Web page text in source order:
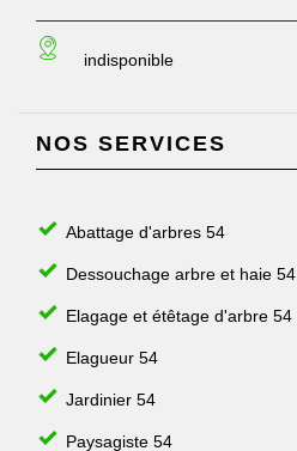
indisponible
NOS SERVICES
Abattage d'arbres 54
Dessouchage arbre et haie 54
Elagage et étêtage d'arbre 54
Elagueur 54
Jardinier 54
Paysagiste 54